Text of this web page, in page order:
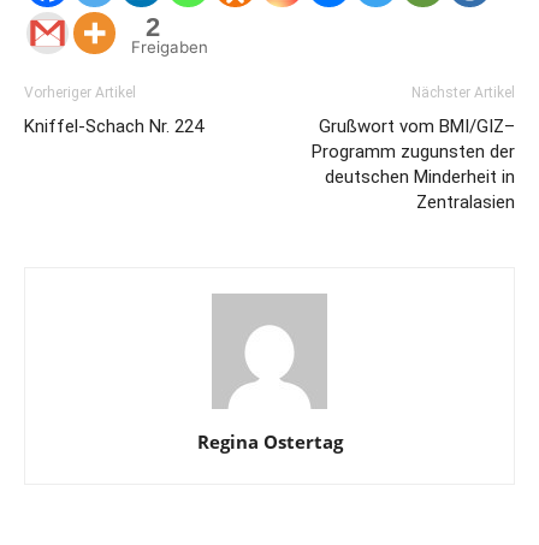
2
Freigaben
Vorheriger Artikel
Kniffel-Schach Nr. 224
Nächster Artikel
Grußwort vom BMI/GIZ–
Programm zugunsten der
deutschen Minderheit in
Zentralasien
Regina Ostertag